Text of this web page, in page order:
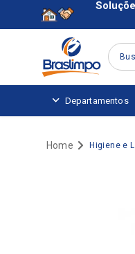
Departamentos
Higiene e